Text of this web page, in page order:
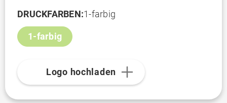
DRUCKFARBEN:1-farbig
1-farbig
Logo hochladen